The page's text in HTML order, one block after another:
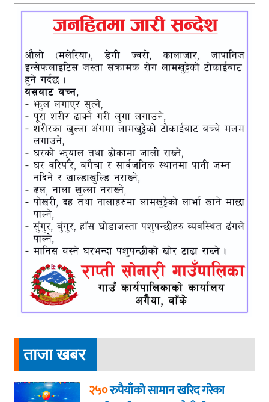
ताजा खबर
२५०रुपैयाँको सामान खरिद गरेका